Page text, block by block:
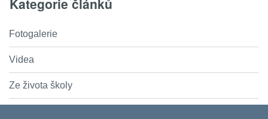
Kategorie článků
Fotogalerie
Videa
Ze života školy